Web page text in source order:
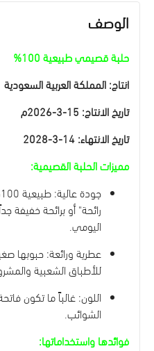
الوصف
حلبة قصيمي طبيعية 100%
انتاج: المملكة العربية السعودية
تاريخ الانتاج: 15-3-2026م
تاريخ الانتهاء: 14-3-2028
مميزات الحلبة القصيمية:
رائحة" أو برائحة خفيفة
اليومي.
عطرية ورائعة: حبوبها
للأطباق الشعبية
اللون: غالباً ما تكون
الشوائب.
فوائدها واستخداماتها: